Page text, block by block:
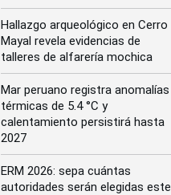
Hallazgo arqueológico en Cerro
Mayal revela evidencias de
talleres de alfarería mochica
Mar peruano registra anomalías
térmicas de 5.4 °C y
calentamiento persistirá hasta
2027
ERM 2026: sepa cuántas
autoridades serán elegidas este